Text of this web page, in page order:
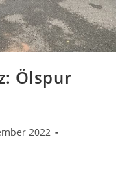
Ölspur
2022